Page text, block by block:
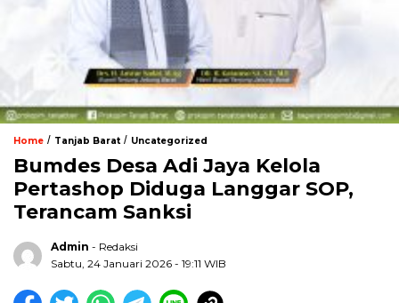
Home / Tanjab Barat/ Uncategorized
Bumdes Desa Adi Jaya Kelola
Pertashop Diduga Langgar SOP,
Terancam Sanksi
Admin - Redaksi
Sabtu, 24 Januari 2026 - 19:11 WIB